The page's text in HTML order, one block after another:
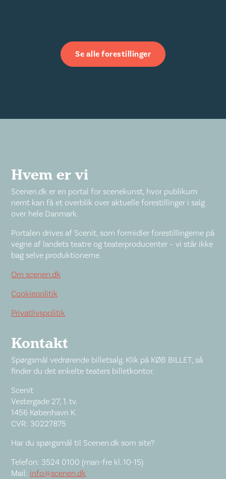
Se alle forestillinger
Hvem er vi
Scenen.dk er en portal for scenekunst, hvor publikum
nemt kan få et overblik over aktuelle forestillinger i salg
over hele Danmark.
Portalen drives af Scenit, som formidler forestillingerne på
vegne af landets teatre og teaterproducenter – vi står ikke
bag selve produktionerne.
Om scenen.dk
Cookiepolitik
Privatlivspolitik
Kontakt
Spørgsmål vedrørende billetsalg. Klik på KØB BILLET, så
finder du det enkelte teaters billetkontor.
Scenit
Vestergade 27, 1. tv.
1456 København K.
CVR: 30227875
Har du spørgsmål til Scenen.dk som site?
Telefon: 3524 0100 (man-fre kl. 10-15)
Mail: info@scenen.dk